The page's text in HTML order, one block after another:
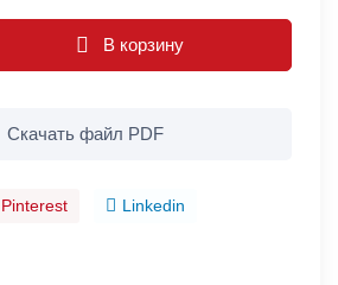
В корзину
Скачать файл PDF
Pinterest Linkedin